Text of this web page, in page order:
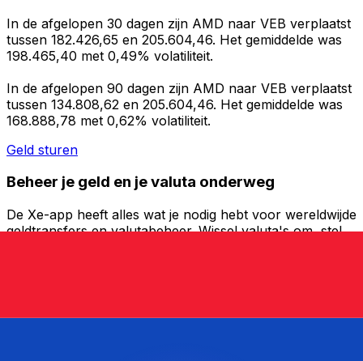
In de afgelopen 30 dagen zijn AMD naar VEB verplaatst
tussen 182.426,65 en 205.604,46. Het gemiddelde was
198.465,40 met 0,49% volatiliteit.
In de afgelopen 90 dagen zijn AMD naar VEB verplaatst
tussen 134.808,62 en 205.604,46. Het gemiddelde was
168.888,78 met 0,62% volatiliteit.
Geld sturen
Beheer je geld en je valuta onderweg
De Xe-app heeft alles wat je nodig hebt voor wereldwijde
geldtransfers en valutabeheer. Wissel valuta's om, stel